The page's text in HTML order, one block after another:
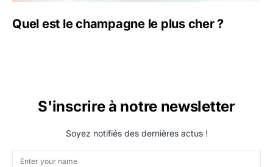
Quel est le champagne le plus cher ?
S'inscrire à notre newsletter
Soyez notifiés des dernières actus !